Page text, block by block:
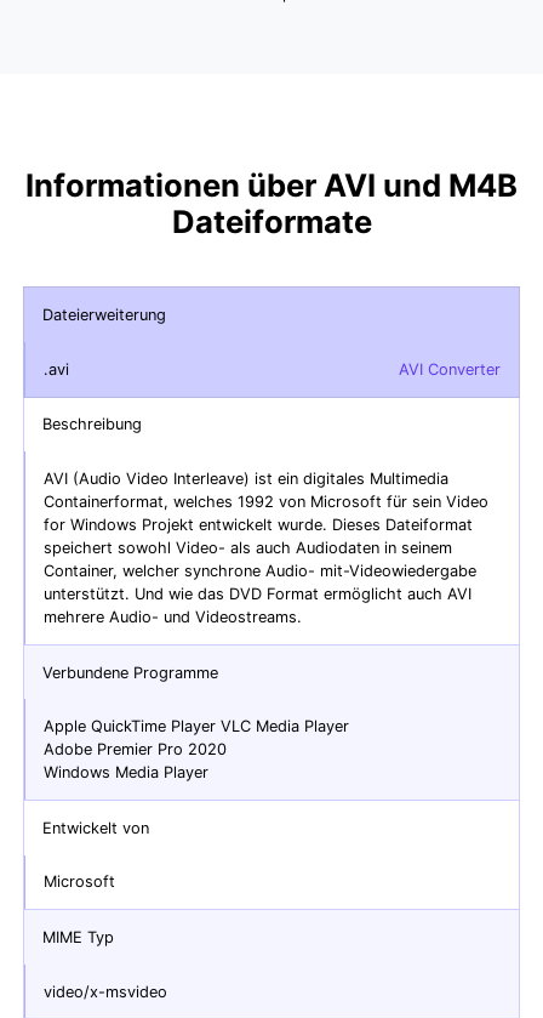
Informationen über AVI und M4B
Dateiformate
Dateierweiterung
.avi AVI Converter
Beschreibung
AVI (Audio Video Interleave) ist ein digitales Multimedia
Containerformat, welches 1992 von Microsoft für sein Video
for Windows Projekt entwickelt wurde. Dieses Dateiformat
speichert sowohl Video- als auch Audiodaten in seinem
Container, welcher synchrone Audio- mit-Videowiedergabe
unterstützt. Und wie das DVD Format ermöglicht auch AVI
mehrere Audio- und Videostreams.
Verbundene Programme
Apple QuickTime Player VLC Media Player
Adobe Premier Pro 2020
Windows Media Player
Entwickelt von
Microsoft
MIME Typ
video/x-msvideo